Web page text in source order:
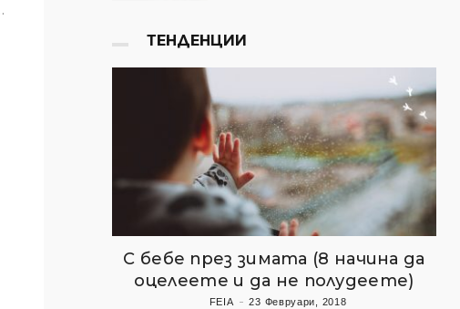
ТЕНДЕНЦИИ
С бебе през зимата (8 начина да
оцелеете и да не полудеете)
FEIA 23 Февруари, 2018